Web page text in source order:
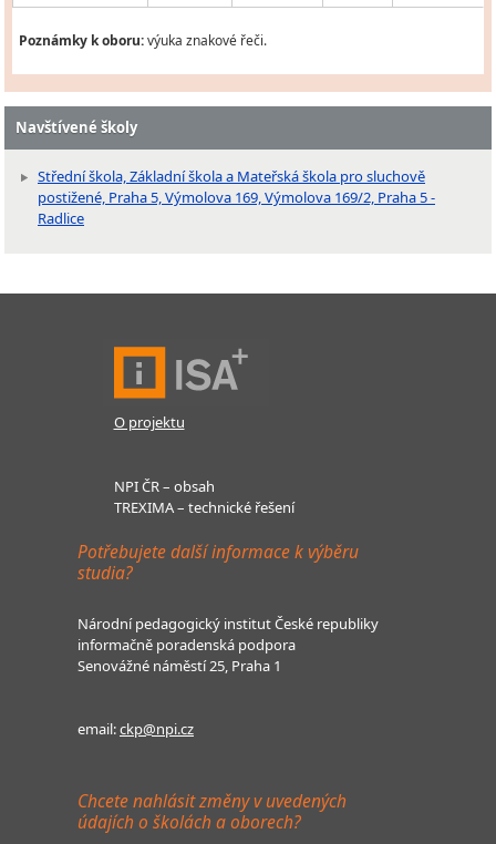
Poznámky k oboru:výuka znakové řeči.
Navštívené školy
Střední škola, Základní škola a Mateřská škola pro sluchově
postižené, Praha 5, Výmolova 169, Výmolova 169/2, Praha 5 -
Radlice
O projektu
NPI ČR – obsah
TREXIMA – technické řešení
Potřebujete další informace k výběru
studia?
Národní pedagogický institut České republiky
informačně poradenská podpora
Senovážné náměstí 25, Praha 1
email:ckp@npi.cz
Chcete nahlásit změny v uvedených
údajích o školách a oborech?